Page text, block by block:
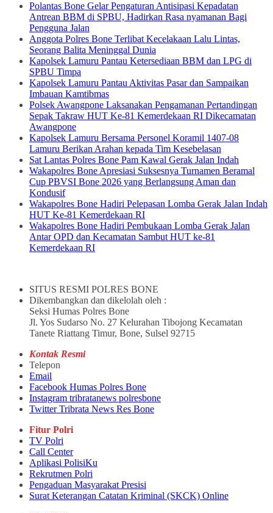
Polantas Bone Gelar Pengaturan Antisipasi Kepadatan
Antrean BBM di SPBU, Hadirkan Rasa nyamanan Bagi
Pengguna Jalan
Anggota Polres Bone Terlibat Kecelakaan Lalu Lintas,
Seorang Balita Meninggal Dunia
Kapolsek Lamuru Pantau Ketersediaan BBM dan LPG di
SPBU Timpa
Kapolsek Lamuru Pantau Aktivitas Pasar dan Sampaikan
Imbauan Kamtibmas
Polsek Awangpone Laksanakan Pengamanan Pertandingan
Sepak Takraw HUT Ke-81 Kemerdekaan RI Dikecamatan
Awangpone
Kapolsek Lamuru Bersama Personel Koramil 1407-08
Lamuru Berikan Arahan kepada Tim Kesebelasan
Sat Lantas Polres Bone Pam Kawal Gerak Jalan Indah
Wakapolres Bone Apresiasi Suksesnya Turnamen Beramal
Cup PBVSI Bone 2026 yang Berlangsung Aman dan
Kondusif
Wakapolres Bone Hadiri Pelepasan Lomba Gerak Jalan Indah
HUT Ke-81 Kemerdekaan RI
Wakapolres Bone Hadiri Pembukaan Lomba Gerak Jalan
Antar OPD dan Kecamatan Sambut HUT ke-81
Kemerdekaan RI
SITUS RESMI POLRES BONE
Dikembangkan dan dikelolah oleh :
Seksi Humas Polres Bone
Jl. Yos Sudarso No. 27 Kelurahan Tibojong Kecamatan
Tanete Riattang Timur, Bone, Sulsel 92715
Kontak Resmi
Telepon
Email
Facebook Humas Polres Bone
Instagram tribratanews polresbone
Twitter Tribrata News Res Bone
Fitur Polri
TV Polri
Call Center
Aplikasi PolisiKu
Rekrutmen Polri
Pengaduan Masyarakat Presisi
Surat Keterangan Catatan Kriminal (SKCK) Online